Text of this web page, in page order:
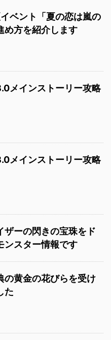
ベント「夏の恋は嵐の
め方を紹介します
メインストーリー攻略
メインストーリー攻略
ザーの閃きの宝珠をド
ンスター情報です
の黄金の花びらを受け
た